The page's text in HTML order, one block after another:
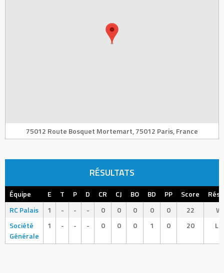
75012 Route Bosquet Mortemart, 75012 Paris, France
RÉSULTATS
Équipe E T P D CR CJ BO BD PP Score
RC Palais
1 - - - 0 0 0 0 0 22
Société
Générale
1 - - - 0 0 0 1 0 20